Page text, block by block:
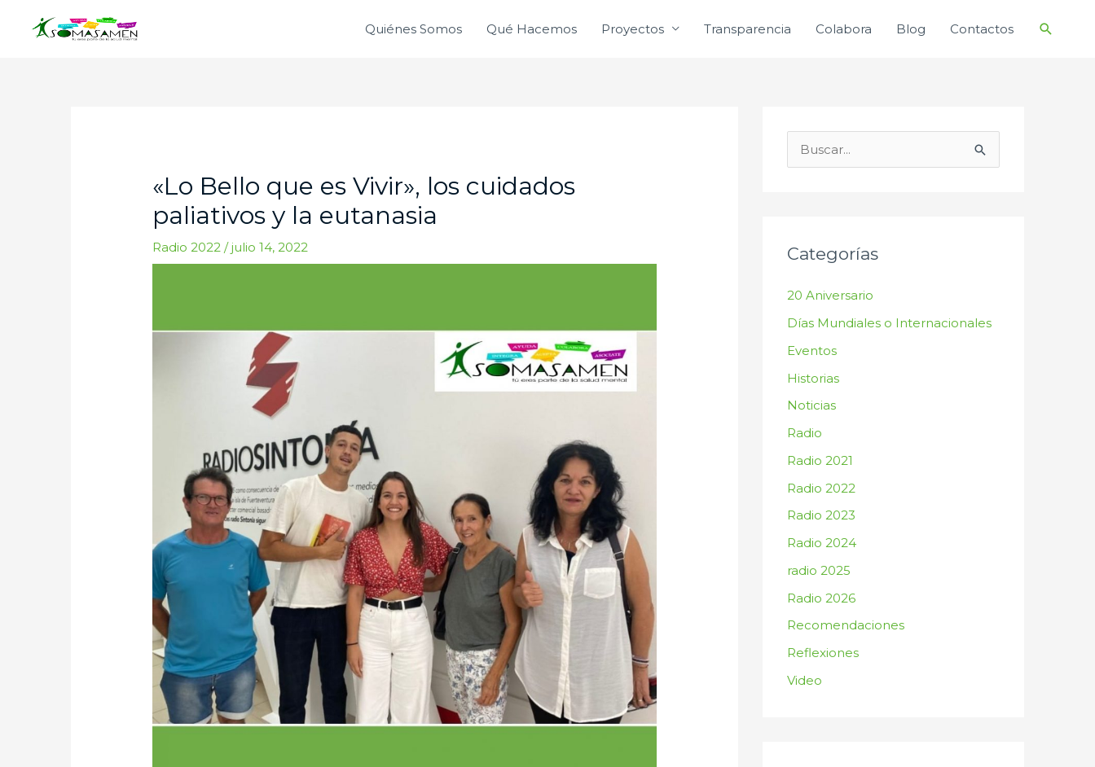
Quiénes Somos Qué Hacemos Proyectos Transparencia Colabora Blog Contactos Buscar
«Lo Bello que es Vivir», los cuidados
paliativos y la eutanasia
Radio 2022 /julio 14, 2022
a
p
o
r
:
Categorías
20 Aniversario
Días Mundiales o Internacionales
Eventos
Historias
Noticias
Radio
Radio 2021
Radio 2022
Radio 2023
Radio 2024
radio 2025
Radio 2026
Recomendaciones
Reflexiones
Video